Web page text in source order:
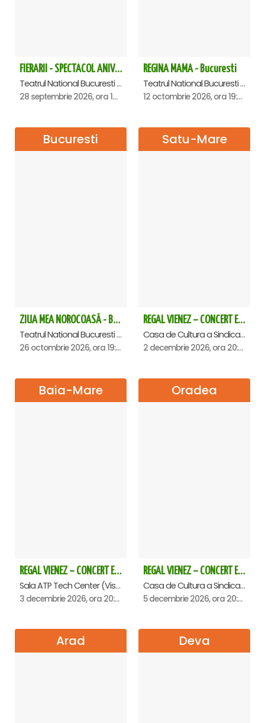
FIERARII - SPECTACOL ANIVERSAR GEORGE MIHĂIȚĂ
Teatrul National Bucuresti - Sala Ion Caramitru, Bucuresti
28 septembrie 2026, ora 19:00
REGINA MAMA - Bucuresti
Teatrul National Bucuresti - Sala Ion Caramitru, Bucuresti
12 octombrie 2026, ora 19:00
Bucuresti
ZIUA MEA NOROCOASĂ - Bucuresti
Teatrul National Bucuresti - Sala Ion Caramitru, Bucuresti
26 octombrie 2026, ora 19:00
Satu-Mare
REGAL VIENEZ – CONCERT EXTRAORDINAR DE CRACIUN - Satu Mare
Casa de Cultura a Sindicatelor , Satu-Mare
2 decembrie 2026, ora 20:00
Baia-Mare
REGAL VIENEZ – CONCERT EXTRAORDINAR DE CRACIUN - Baia Mare
Sala ATP Tech Center (Vis a vis de Auchan), Baia-Mare
3 decembrie 2026, ora 20:00
Oradea
REGAL VIENEZ – CONCERT EXTRAORDINAR DE CRACIUN - Oradea
Casa de Cultura a Sindicatelor , Oradea
5 decembrie 2026, ora 20:00
Arad Deva